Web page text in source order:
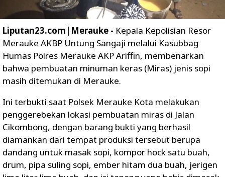
Liputan23.com|Merauke - Kepala Kepolisian Resor
Merauke AKBP Untung Sangaji melalui Kasubbag
Humas Polres Merauke AKP Ariffin, membenarkan
bahwa pembuatan minuman keras (Miras) jenis sopi
masih ditemukan di Merauke.
Ini terbukti saat Polsek Merauke Kota melakukan
penggerebekan lokasi pembuatan miras di Jalan
Cikombong, dengan barang bukti yang berhasil
diamankan dari tempat produksi tersebut berupa
dandang untuk masak sopi, kompor hock satu buah,
drum, pipa suling sopi, ember hitam dua buah, jerigen